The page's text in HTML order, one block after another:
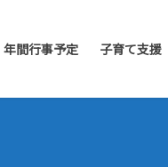
年間行事予定 子育て支援